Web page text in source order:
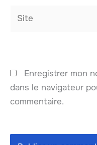
Enregistrer mon
dans le navigateur
commentaire.